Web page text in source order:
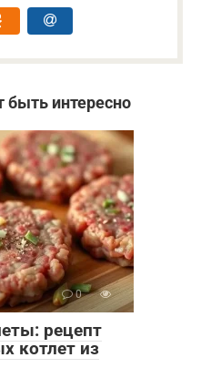
интересно
0
рецепт
котлет из